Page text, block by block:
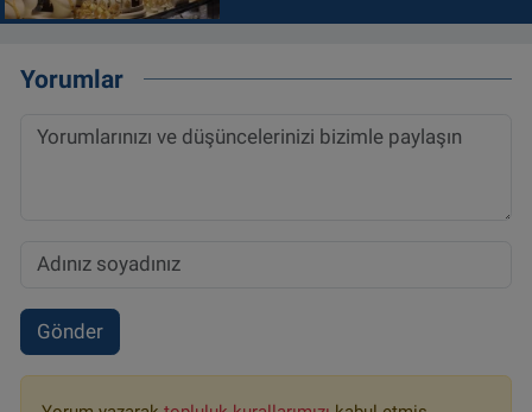
Yorumlar
Gönder